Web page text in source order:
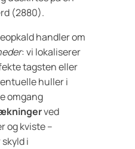
(2880).
handler om
: vi lokaliserer
tagsten eller
huller i
omgang
ved
og kviste –
i